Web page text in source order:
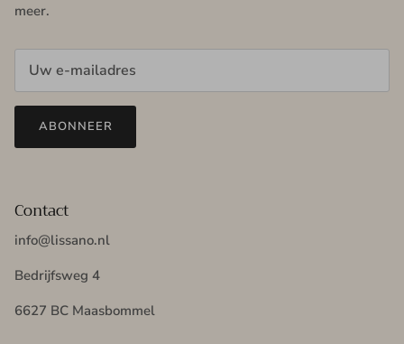
meer.
ABONNEER
Contact
info@lissano.nl
Bedrijfsweg 4
6627 BC Maasbommel